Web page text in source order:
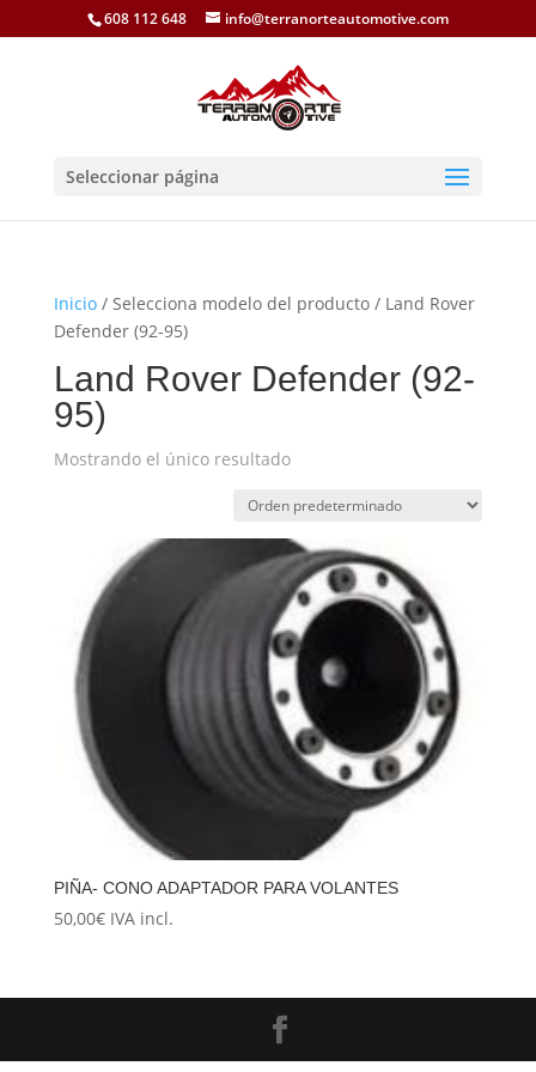
608 112 648 info@terranorteautomotive.com
Seleccionar página
Inicio/ Selecciona modelo del producto / Land Rover
Defender (92-95)
Land Rover Defender (92-
95)
Mostrando el único resultado
PIÑA- CONO ADAPTADOR PARA VOLANTES
50,00€ IVA incl.